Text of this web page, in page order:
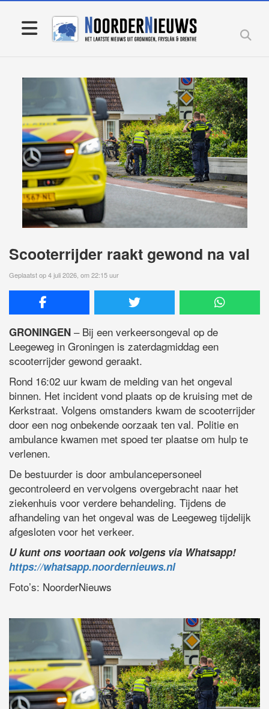
Scooterrijder raakt gewond na val
Geplaatst op 4 juli 2026, om 22:15 uur
GRONINGEN – Bij een verkeersongeval op de
Leegeweg in Groningen is zaterdagmiddag een
scooterrijder gewond geraakt.
Rond 16:02 uur kwam de melding van het ongeval
binnen. Het incident vond plaats op de kruising met de
Kerkstraat. Volgens omstanders kwam de scooterrijder
door een nog onbekende oorzaak ten val. Politie en
ambulance kwamen met spoed ter plaatse om hulp te
verlenen.
De bestuurder is door ambulancepersoneel
gecontroleerd en vervolgens overgebracht naar het
ziekenhuis voor verdere behandeling. Tijdens de
afhandeling van het ongeval was de Leegeweg tijdelijk
afgesloten voor het verkeer.
U kunt ons voortaan ook volgens via Whatsapp!
https://whatsapp.noordernieuws.nl
Foto’s: NoorderNieuws